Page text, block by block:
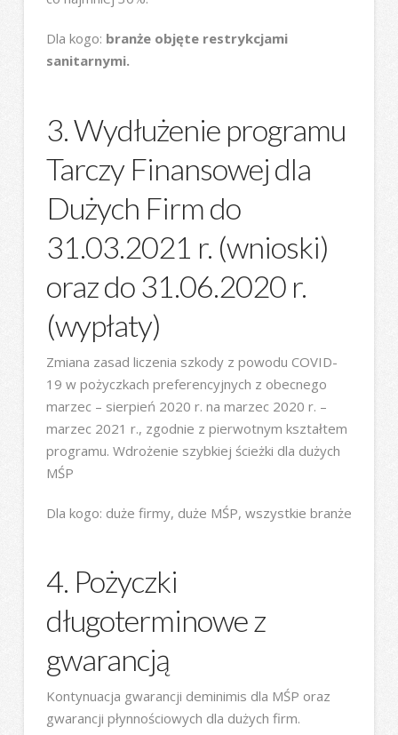
Dla kogo: branże objęte restrykcjami
sanitarnymi.
3. Wydłużenie programu
Tarczy Finansowej dla
Dużych Firm do
31.03.2021 r. (wnioski)
oraz do 31.06.2020 r.
(wypłaty)
Zmiana zasad liczenia szkody z powodu COVID-
19 w pożyczkach preferencyjnych z obecnego
marzec – sierpień 2020 r. na marzec 2020 r. –
marzec 2021 r., zgodnie z pierwotnym kształtem
programu. Wdrożenie szybkiej ścieżki dla dużych
MŚP
Dla kogo: duże firmy, duże MŚP, wszystkie branże
4. Pożyczki
długoterminowe z
gwarancją
Kontynuacja gwarancji deminimis dla MŚP oraz
gwarancji płynnościowych dla dużych firm.